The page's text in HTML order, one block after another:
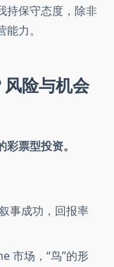
持保守态度，除非
力。
险与机会
票型投资。
事成功，回报率
市场，“鸟”的形